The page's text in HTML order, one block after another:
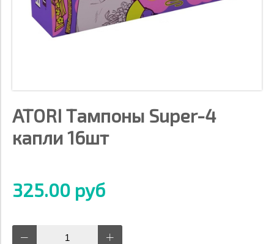
ATORI Тампоны Super-4
капли 16шт
325.00 руб